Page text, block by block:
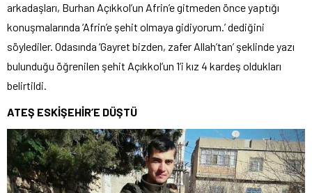
arkadaşları, Burhan Açıkkol’un Afrin’e gitmeden önce yaptığı
konuşmalarında ‘Afrin’e şehit olmaya gidiyorum.’ dediğini
söylediler. Odasında ‘Gayret bizden, zafer Allah’tan’ şeklinde yazı
bulunduğu öğrenilen şehit Açıkkol’un 1’i kız 4 kardeş oldukları
belirtildi.
ATEŞ ESKİŞEHİR’E DÜŞTÜ